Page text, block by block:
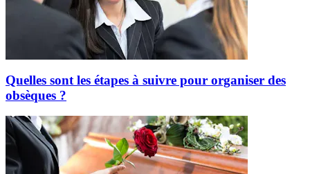
Quelles sont les étapes à suivre pour organiser des
obsèques ?